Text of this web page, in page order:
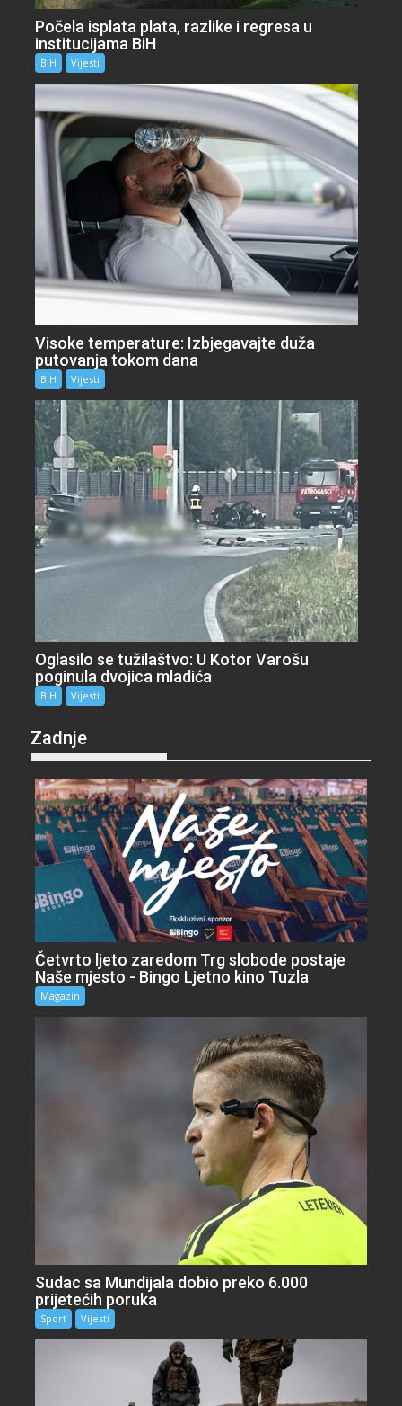
Počela isplata plata, razlike i regresa u
institucijama BiH
BiH Vijesti
Visoke temperature: Izbjegavajte duža
putovanja tokom dana
BiH Vijesti
Oglasilo se tužilaštvo: U Kotor Varošu
poginula dvojica mladića
BiH Vijesti
Zadnje
Četvrto ljeto zaredom Trg slobode postaje
Naše mjesto - Bingo Ljetno kino Tuzla
Magazin
Sudac sa Mundijala dobio preko 6.000
prijetećih poruka
Sport Vijesti